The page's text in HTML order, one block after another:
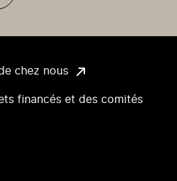
chez nous
financés et des comités